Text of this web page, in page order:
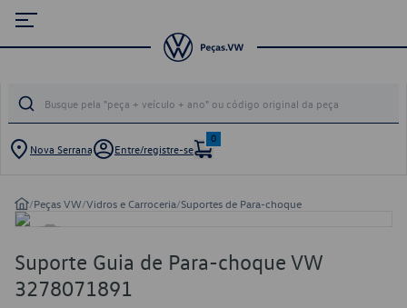
Nova Serrana Entre/registre-se
0
/Peças VW/Vidros e Carroceria/Suportes de Para-choque
Suporte Guia de Para-choque VW
3278071891